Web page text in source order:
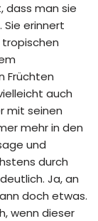
dass man sie
erinnert
Früchten
auch
mit seinen
mehr in den
und
durch
Ja, an
doch etwas.
wenn dieser